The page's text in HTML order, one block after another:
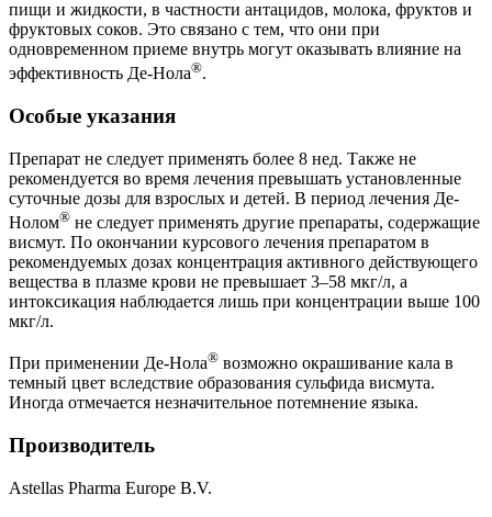
пищи и жидкости, в частности антацидов, молока, фруктов и
фруктовых соков. Это связано с тем, что они при
одновременном приеме внутрь могут оказывать влияние на
эффективность Де-Нола®.
Особые указания
Препарат не следует применять более 8 нед. Также не
рекомендуется во время лечения превышать установленные
суточные дозы для взрослых и детей. В период лечения Де-
Нолом® не следует применять другие препараты, содержащие
висмут. По окончании курсового лечения препаратом в
рекомендуемых дозах концентрация активного действующего
вещества в плазме крови не превышает 3–58 мкг/л, а
интоксикация наблюдается лишь при концентрации выше 100
мкг/л.
При применении Де-Нола® возможно окрашивание кала в
темный цвет вследствие образования сульфида висмута.
Иногда отмечается незначительное потемнение языка.
Производитель
Astellas Pharma Europe B.V.